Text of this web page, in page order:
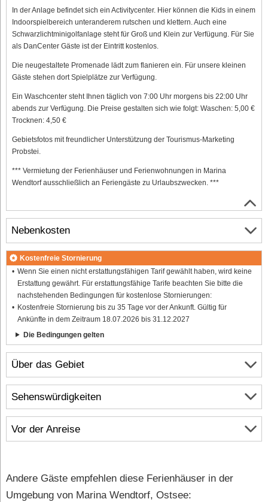
In der Anlage befindet sich ein Activitycenter. Hier können die Kids in einem
Indoorspielbereich unteranderem rutschen und klettern. Auch eine
Schwarzlichtminigolfanlage steht für Groß und Klein zur Verfügung. Für Sie
als DanCenter Gäste ist der Eintritt kostenlos.
Die neugestaltete Promenade lädt zum flanieren ein. Für unsere kleinen
Gäste stehen dort Spielplätze zur Verfügung.
Ein Waschcenter steht Ihnen täglich von 7:00 Uhr morgens bis 22:00 Uhr
abends zur Verfügung. Die Preise gestalten sich wie folgt: Waschen: 5,00 €
Trocknen: 4,50 €
Gebietsfotos mit freundlicher Unterstützung der Tourismus-Marketing
Probstei.
*** Vermietung der Ferienhäuser und Ferienwohnungen in Marina
Wendtorf ausschließlich an Feriengäste zu Urlaubszwecken. ***
Über das Gebiet
Vor der Anreise
Nebenkosten
Kostenfreie Stornierung
Wenn Sie einen nicht erstattungsfähigen Tarif gewählt haben, wird keine
Erstattung gewährt. Für erstattungsfähige Tarife beachten Sie bitte die
nachstehenden Bedingungen für kostenlose Stornierungen:
Kostenfreie Stornierung bis zu 35 Tage vor der Ankunft. Gültig für
Ankünfte in dem Zeitraum 18.07.2026 bis 31.12.2027
Die Bedingungen gelten
Sehenswürdigkeiten
Andere Gäste empfehlen diese Ferienhäuser in der
Umgebung von Marina Wendtorf, Ostsee: